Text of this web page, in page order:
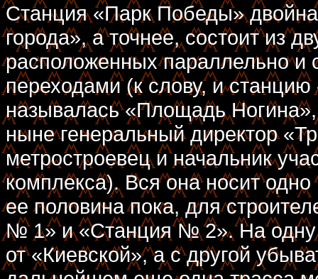
Станция «Парк Победы»
города», а точнее, состоит из
расположенных параллельно
переходами (к слову, и
называлась «Площадь
ныне генеральный директор
метростроевец и начальник
комплекса). Вся она носит
ее половина пока, для
№ 1» и «Станция № 2». На одну
от «Киевской», а с другой